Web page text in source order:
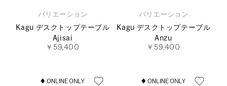
バリエーション
Kagu デスクトップテーブル
Ajisai
￥59,400
バリエーション
Kagu デスクトップテーブル
Anzu
￥59,400